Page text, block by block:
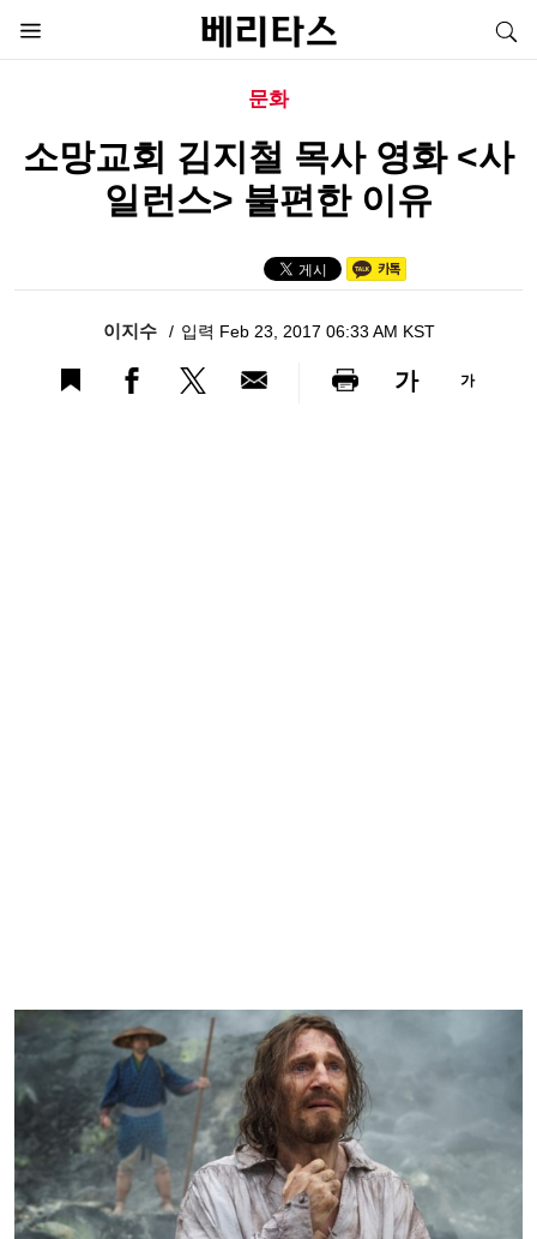
문화
소망교회 김지철 목사 영화 <사
일런스> 불편한 이유
이지수 입력 Feb 23, 2017 06:33 AM KST
가 가